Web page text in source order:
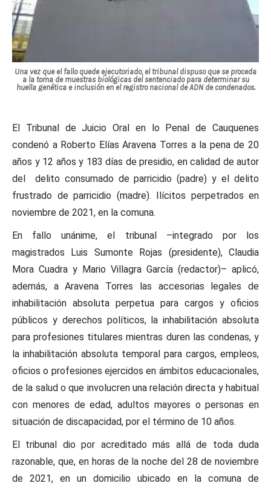
Una vez que el fallo quede ejecutoriado, el tribunal dispuso que se proceda
a la toma de muestras biológicas del sentenciado para determinar su
huella genética e inclusión en el registro nacional de ADN de condenados.
El Tribunal de Juicio Oral en lo Penal de Cauquenes
condenó a Roberto Elías Aravena Torres a la pena de 20
años y 12 años y 183 días de presidio, en calidad de autor
del delito consumado de parricidio (padre) y el delito
frustrado de parricidio (madre). Ilícitos perpetrados en
noviembre de 2021, en la comuna.
En fallo unánime, el tribunal –integrado por los
magistrados Luis Sumonte Rojas (presidente), Claudia
Mora Cuadra y Mario Villagra García (redactor)– aplicó,
además, a Aravena Torres las accesorias legales de
inhabilitación absoluta perpetua para cargos y oficios
públicos y derechos políticos, la inhabilitación absoluta
para profesiones titulares mientras duren las condenas, y
la inhabilitación absoluta temporal para cargos, empleos,
oficios o profesiones ejercidos en ámbitos educacionales,
de la salud o que involucren una relación directa y habitual
con menores de edad, adultos mayores o personas en
situación de discapacidad, por el término de 10 años.
El tribunal dio por acreditado más allá de toda duda
razonable, que, en horas de la noche del 28 de noviembre
de 2021, en un domicilio ubicado en la comuna de